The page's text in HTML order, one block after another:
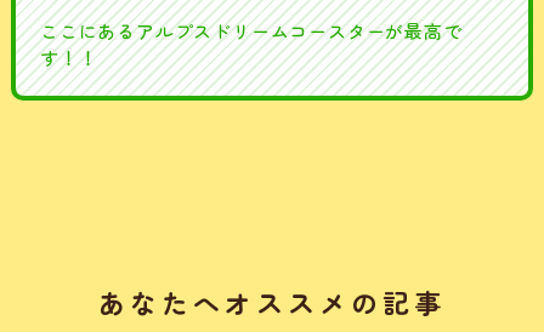
ここにあるアルプスドリームコースターが最高で
す！！
あなたへオススメの記事